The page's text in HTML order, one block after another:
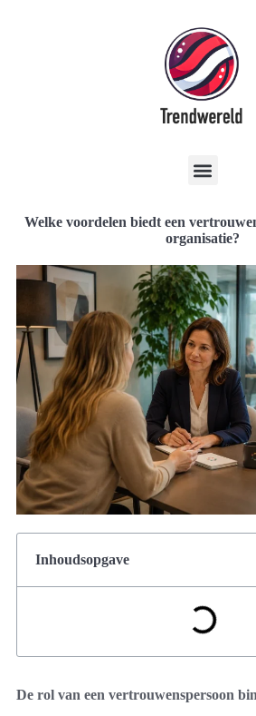
Welke voordelen biedt een
organisatie?
Inhoudsopgave
De rol van een vertrouwenspersoon